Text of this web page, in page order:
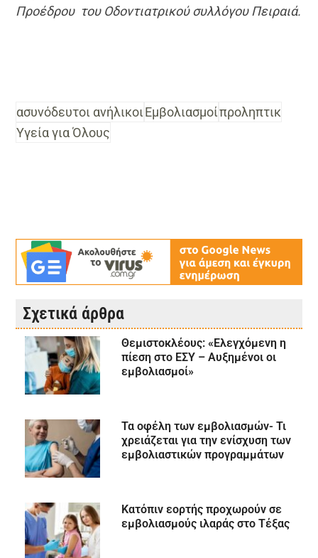
Προέδρου του Οδοντιατρικού συλλόγου Πειραιά.
ασυνόδευτοι ανήλικοιΕμβολιασμοίπροληπτικ
Υγεία για Όλους
Σχετικά άρθρα
Θεμιστοκλέους: «Ελεγχόμενη η
πίεση στο ΕΣΥ – Αυξημένοι οι
εμβολιασμοί»
Τα οφέλη των εμβολιασμών- Τι
χρειάζεται για την ενίσχυση των
εμβολιαστικών προγραμμάτων
Κατόπιν εορτής προχωρούν σε
εμβολιασμούς ιλαράς στο Τέξας